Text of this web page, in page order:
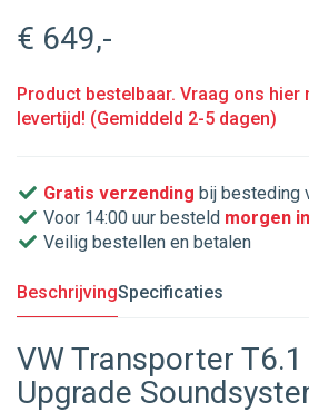
€ 649,-
Product bestelbaar. Vraag ons hier
levertijd! (Gemiddeld 2-5 dagen)
Gratis verzending bij besteding
Voor 14:00 uur besteld morgen
Veilig bestellen en betalen
BeschrijvingSpecificaties
VW Transporter
Upgrade